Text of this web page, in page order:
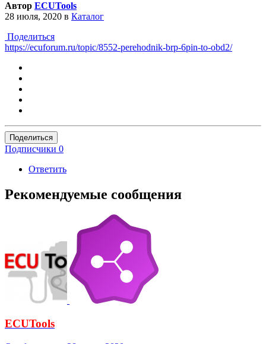
Автор ECUTools
28 июля, 2020 в Каталог
Поделиться
https://ecuforum.ru/topic/8552-perehodnik-brp-6pin-to-obd2/
Поделиться
Подписчики 0
Ответить
Рекомендуемые сообщения
ECUTools